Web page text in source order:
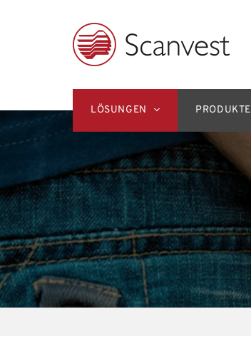
LÖSUNGEN PRODUKTE